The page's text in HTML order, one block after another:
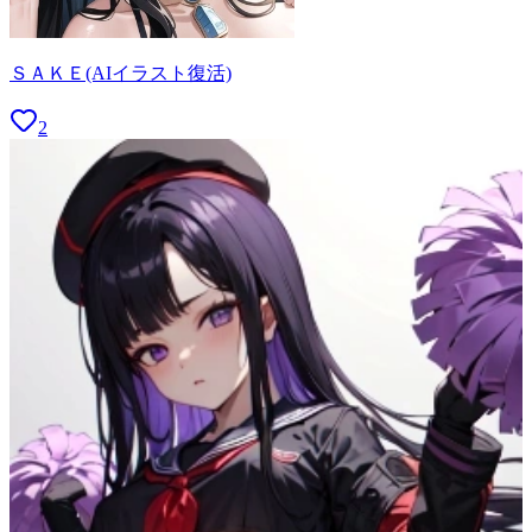
ＳＡＫＥ(AIイラスト復活)
2